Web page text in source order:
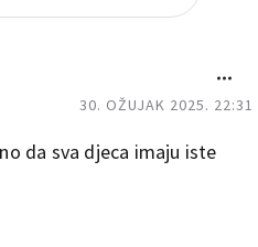
30. OŽUJAK 2025. 22:31
da sva djeca imaju iste